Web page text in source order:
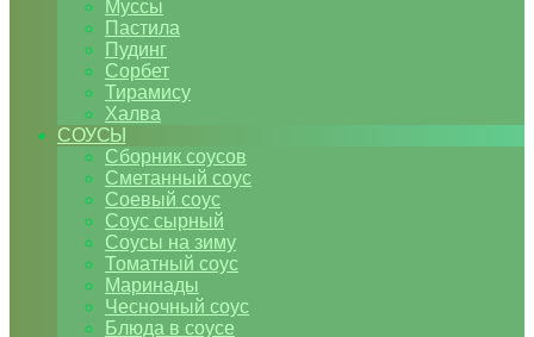
Муссы
Пастила
Пудинг
Сорбет
Тирамису
Халва
СОУСЫ
Сборник соусов
Сметанный соус
Соевый соус
Соус сырный
Соусы на зиму
Томатный соус
Маринады
Чесночный соус
Блюда в соусе